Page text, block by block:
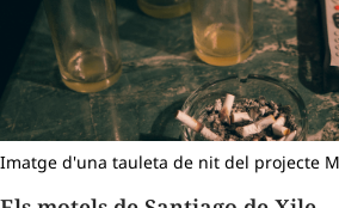
Imatge d'una tauleta de nit del projecte